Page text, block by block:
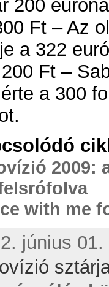
200
Ft – Az
a 322
Ft –
a 300
2009:
with me
június